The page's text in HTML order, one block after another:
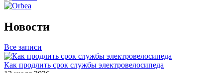
Новости
Все записи
Как продлить срок службы электровелосипеда